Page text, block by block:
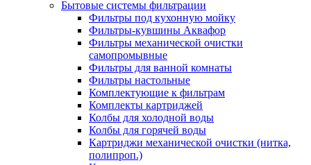
Бытовые системы фильтрации
Фильтры под кухонную мойку
Фильтры-кувшины Аквафор
Фильтры механической очистки
самопромывные
Фильтры для ванной комнаты
Фильтры настольные
Комплектующие к фильтрам
Комплекты картриджей
Колбы для холодной воды
Колбы для горячей воды
Картриджи механической очистки (нитка,
полипроп.)